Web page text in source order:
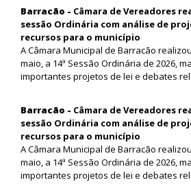
Barracão - Câmara de Vereadores
sessão Ordinária com análise de
recursos para o município
A Câmara Municipal de Barracão
maio, a 14ª Sessão Ordinária de 2026,
importantes projetos de lei e debates
Barracão - Câmara de Vereadores
sessão Ordinária com análise de
recursos para o município
A Câmara Municipal de Barracão
maio, a 14ª Sessão Ordinária de 2026,
importantes projetos de lei e debates